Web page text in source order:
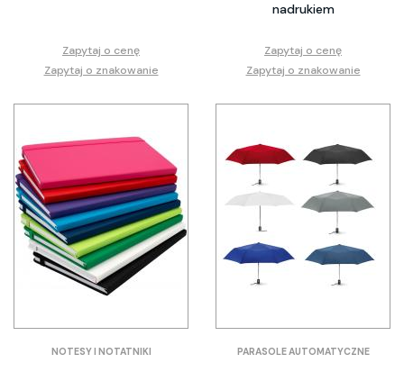
Zapytaj o cenę
Zapytaj o znakowanie
nadrukiem
Zapytaj o cenę
Zapytaj o znakowanie
NOTESY I NOTATNIKI PARASOLE AUTOMATYCZNE